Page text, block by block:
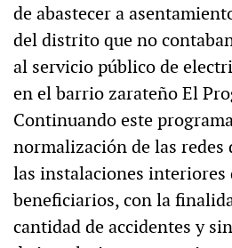
de abastecer a
del distrito que no
al servicio público de
en el barrio zarateño El
Continuando este
normalización de las redes
las instalaciones interiores
beneficiarios, con la
cantidad de accidentes y